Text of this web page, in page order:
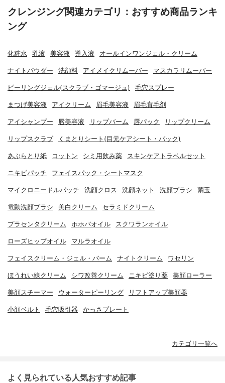
クレンジング関連カテゴリ：おすすめ商品ランキ
ング
化粧水 乳液 美容液 導入液 オールインワンジェル・クリーム
ナイトパウダー 洗顔料 アイメイクリムーバー マスカラリムーバー
ピーリングジェル(スクラブ・ゴマージュ) 毛穴スプレー
まつげ美容液 アイクリーム 眉毛美容液 眉毛育毛剤
アイシャンプー 唇美容液 リップバーム 唇パック リップクリーム
リップスクラブ くまとりシート(目元ケアシート・パック)
あぶらとり紙 コットン シミ用飲み薬 スキンケアトラベルセット
ニキビパッチ フェイスパック・シートマスク
マイクロニードルパッチ 洗顔クロス 洗顔ネット 洗顔ブラシ 繭玉
電動洗顔ブラシ 美白クリーム セラミドクリーム
プラセンタクリーム ホホバオイル スクワランオイル
ローズヒップオイル マルラオイル
フェイスクリーム・ジェル・バーム ナイトクリーム ワセリン
ほうれい線クリーム シワ改善クリーム ニキビ塗り薬 美顔ローラー
美顔スチーマー ウォーターピーリング リフトアップ美顔器
小顔ベルト 毛穴吸引器 かっさプレート
カテゴリ一覧へ
よく見られている人気おすすめ記事